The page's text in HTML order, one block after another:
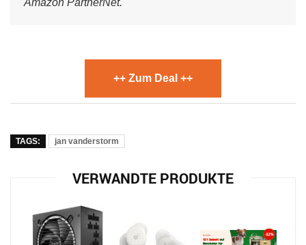
Amazon PartnerNet.
++ Zum Deal ++
TAGS: jan vanderstorm
VERWANDTE PRODUKTE